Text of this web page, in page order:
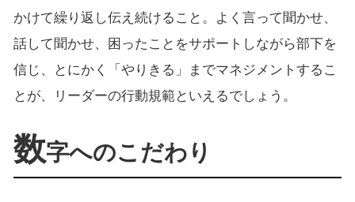
かけて繰り返し伝え続けること。よく言って聞かせ、
話して聞かせ、困ったことをサポートしながら部下を
信じ、とにかく「やりきる」までマネジメントするこ
とが、リーダーの行動規範といえるでしょう。
数字へのこだわり